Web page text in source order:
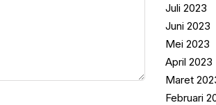
Juli 2023
Juni 2023
Mei 2023
April 2023
Maret
Februari